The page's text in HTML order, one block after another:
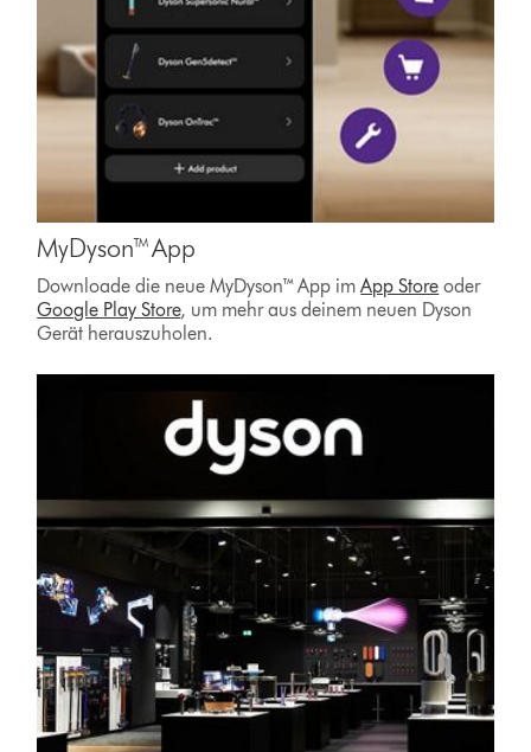
MyDyson™ App
Downloade die neue MyDyson™ App imApp Store oder
Google Play Store, um mehr aus deinem neuen Dyson
Gerät herauszuholen.